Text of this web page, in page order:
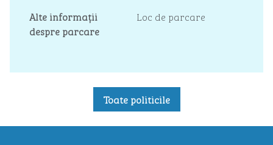
Alte informații
despre parcare
Loc de parcare
Toate politicile